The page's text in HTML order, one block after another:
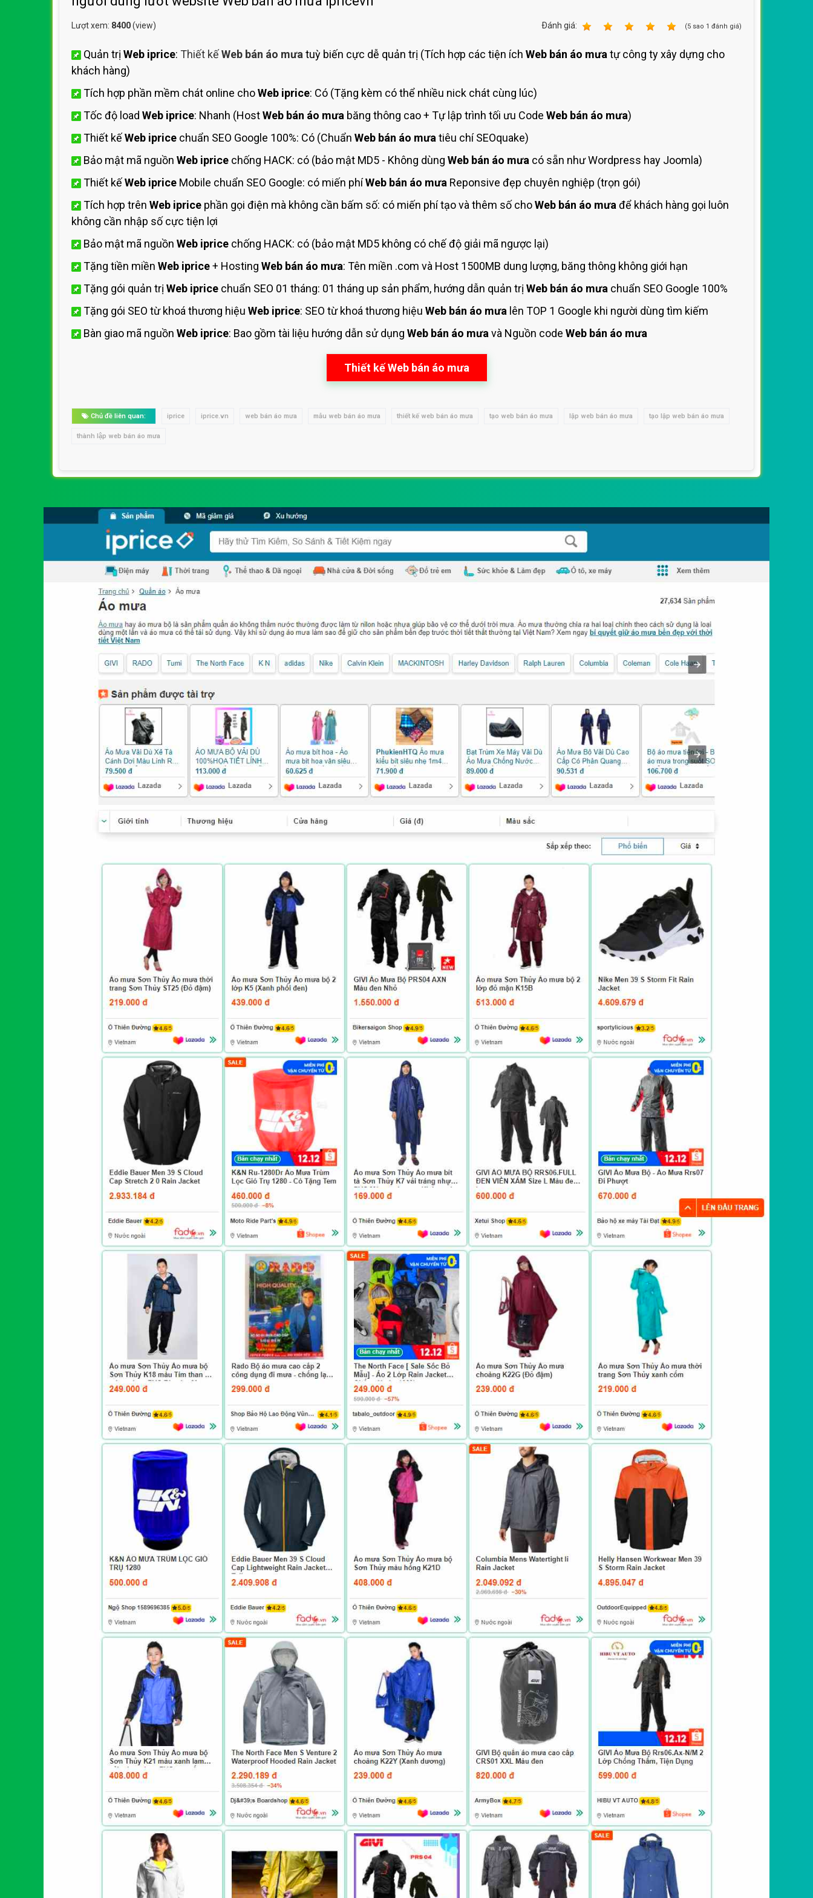
Bảng giá quản trị Fanpage Facebook
Bảng giá SEO Website
Lượt xem: 8400(view) Ðánh giá: (5 sao 1 đánh giá)
Quản trị Web iprice: Thiết kếWeb bán áo mưa tuỳ biến cực dễ quản trị (Tích hợp các tiện ích Web bán áo mưa tự công ty xây dựng cho
khách hàng)
Tích hợp phần mềm chát online choWeb iprice: Có (Tặng kèm có thể nhiều nick chát cùng lúc)
Tốc độ load Web iprice: Nhanh (HostWeb bán áo mưa băng thông cao + Tự lập trình tối ưu Code Web bán áo mưa)
Thiết kếWeb iprice chuẩn SEO Google 100%: Có (Chuẩn Web bán áo mưa tiêu chí SEOquake)
Bảo mật mã nguồn Web iprice chống HACK: có (bảo mật MD5 - Không dùng Web bán áo mưa có sẵn như Wordpress hay Joomla)
Thiết kếWeb iprice Mobile chuẩn SEO Google: có miến phíWeb bán áo mưa Reponsive đẹp chuyên nghiệp (trọn gói)
Tích hợp trên Web iprice phần gọi điện mà không cần bấm số: có miến phí tạo và thêm số choWeb bán áo mưa để khách hàng gọi luôn
không cần nhập số cực tiện lợi
Bảo mật mã nguồn Web iprice chống HACK: có (bảo mật MD5 không có chế độ giải mã ngược lại)
Tặng tiền miền Web iprice+ Hosting Web bán áo mưa: Tên miền .com và Host 1500MB dung lượng, băng thông không giới hạn
Tặng gói quản trị Web iprice chuẩn SEO 01 tháng: 01 tháng up sản phẩm, hướng dẫn quản trị Web bán áo mưa chuẩn SEO Google 100%
Tặng gói SEO từ khoá thương hiệu Web iprice: SEO từ khoá thương hiệu Web bán áo mưa lên TOP 1 Google khi người dùng tìm kiếm
Bàn giao mã nguồn Web iprice: Bao gồm tài liệu hướng dẫn sử dụng Web bán áo mưa và Nguồn code Web bán áo mưa
Thiết kế Web bán áo mưa
Chủ đề liên quan: iprice iprice.vn web bán áo mưa mẫu web bán áo mưa thiết kế web bán áo mưa tạo web bán áo mưa lập web bán áo mưa tạo lập web bán áo mưa
thành lập web bán áo mưa